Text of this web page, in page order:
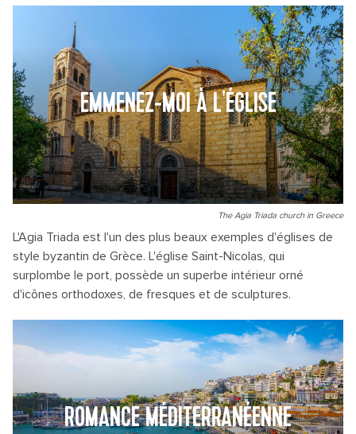
EMMENEZ-MOI À L'ÉGLISE
The Agia Triada church in Greece
L'Agia Triada est l'un des plus beaux exemples d'églises de
style byzantin de Grèce. L'église Saint-Nicolas, qui
surplombe le port, possède un superbe intérieur orné
d'icônes orthodoxes, de fresques et de sculptures.
ROMANCE MÉDITERRANÉENNE